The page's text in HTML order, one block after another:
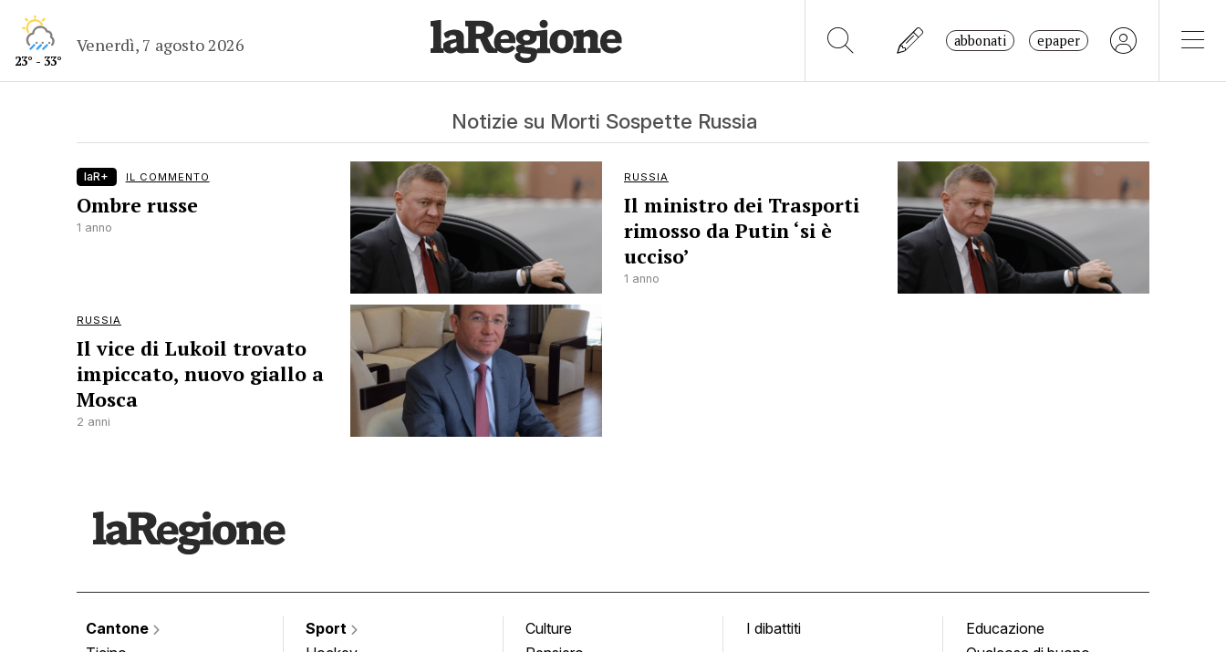
23° - 33°
Venerdì, 7 agosto 2026 abbonati epaper
Notizie su Morti Sospette Russia
laR+ IL COMMENTO
Ombre russe
1 anno
RUSSIA
Il ministro dei Trasporti
rimosso da Putin ‘si è
ucciso’
1 anno
RUSSIA
Il vice di Lukoil trovato
impiccato, nuovo giallo a
Mosca
2 anni
Cantone
Sport
Culture
I dibattiti
Educazione